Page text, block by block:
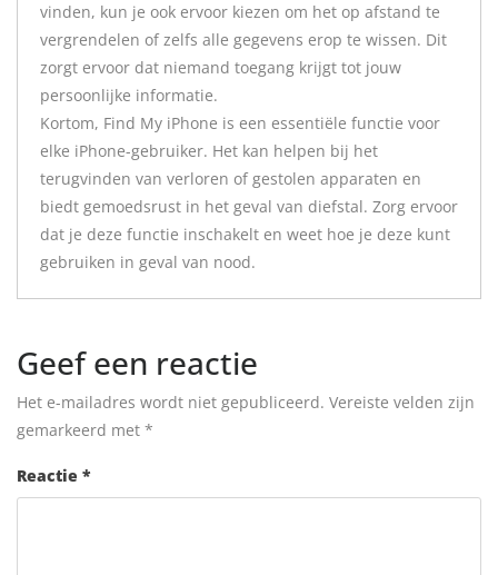
vinden, kun je ook ervoor kiezen om het op afstand te
vergrendelen of zelfs alle gegevens erop te wissen. Dit
zorgt ervoor dat niemand toegang krijgt tot jouw
persoonlijke informatie.
Kortom, Find My iPhone is een essentiële functie voor
elke iPhone-gebruiker. Het kan helpen bij het
terugvinden van verloren of gestolen apparaten en
biedt gemoedsrust in het geval van diefstal. Zorg ervoor
dat je deze functie inschakelt en weet hoe je deze kunt
gebruiken in geval van nood.
Geef een reactie
Het e-mailadres wordt niet gepubliceerd. Vereiste velden zijn
gemarkeerd met *
Reactie *